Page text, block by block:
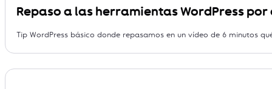
Repaso a las herramientas WordPress
Tip WordPress básico donde repasamos en un vídeo de 6 minutos